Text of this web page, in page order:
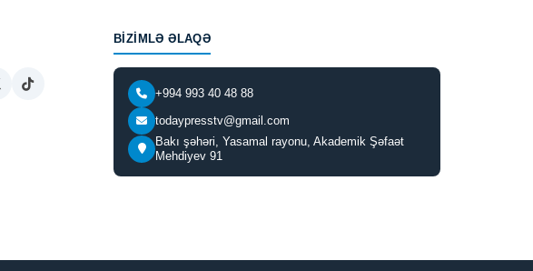
BIZIMLƏ ƏLAQƏ
+994 993 40 48 88
todaypresstv@gmail.com
Bakı şəhəri, Yasamal rayonu, Akademik Şəfaət
Mehdiyev 91